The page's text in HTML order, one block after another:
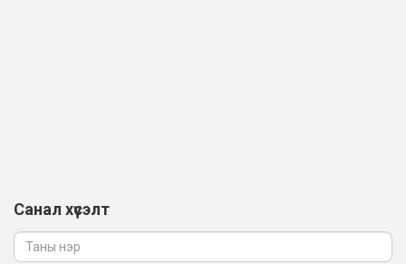
Санал хүсэлт